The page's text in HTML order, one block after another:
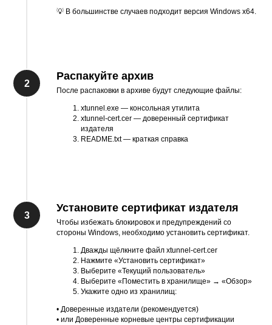
💡 В большинстве случаев подходит версия Windows x64.
Распакуйте архив
После распаковки в архиве будут следующие файлы:
xtunnel.exe — консольная утилита
xtunnel-cert.cer — доверенный сертификат
издателя
README.txt — краткая справка
Установите сертификат издателя
Чтобы избежать блокировок и предупреждений со
стороны Windows, необходимо установить сертификат.
Дважды щёлкните файл xtunnel-cert.cer
Нажмите «Установить сертификат»
Выберите «Текущий пользователь»
Выберите «Поместить в хранилище» → «Обзор»
Укажите одно из хранилищ:
• Доверенные издатели (рекомендуется)
• или Доверенные корневые центры сертификации